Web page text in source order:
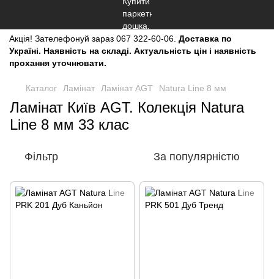
Акція! Зателефонуй зараз 067 322-60-06. Доставка по
Україні. Наявність на складі. Актуальність цін і наявність
прохання уточнювати.
Каталог Ламінат Ламінат AGT Natura Line 8 мм
Ламінат Київ AGT. Колекція Natura
Line 8 мм 33 клас
Фільтр За популярністю